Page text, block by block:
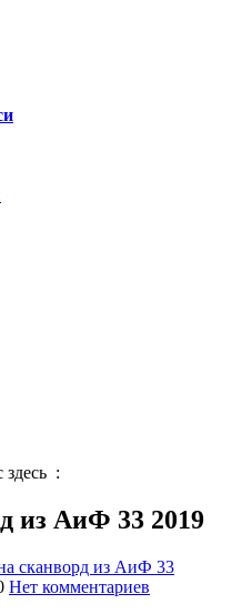
здесь :
из АиФ 33 2019
сканворд из АиФ 33
Нет комментариев